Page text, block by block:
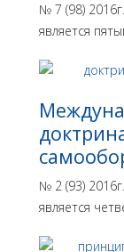
№ 7 (98)
является
№ 2 (93)
является